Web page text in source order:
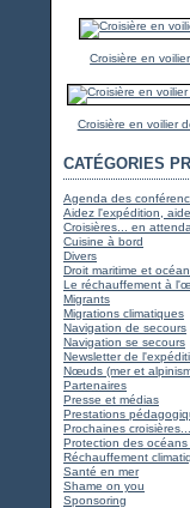
Croisière en
Croisière en voilier
CATÉGORIES
Agenda des
Aidez l'expédition,
Croisières... en
Cuisine à bord
Divers
Droit maritime et
Le réchauffement à
Migrants
Migrations climatiques
Navigation de secours
Navigation se secours
Newsletter de
Nœuds (mer et
Partenaires
Presse et médias
Prestations
Prochaines
Protection des
Réchauffement
Santé en mer
Shame on you
Sponsoring